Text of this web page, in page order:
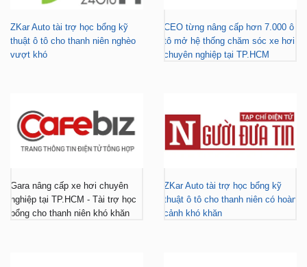
ZKar Auto tài trợ học bổng kỹ
thuật ô tô cho thanh niên nghèo
vượt khó
CEO từng nâng cấp hơn 7.000 ô
tô mở hệ thống chăm sóc xe hơi
chuyên nghiệp tại TP.HCM
Gara nâng cấp xe hơi chuyên
nghiệp tại TP.HCM - Tài trợ học
bổng cho thanh niên khó khăn
ZKar Auto tài trợ học bổng kỹ
thuật ô tô cho thanh niên có hoàn
cảnh khó khăn